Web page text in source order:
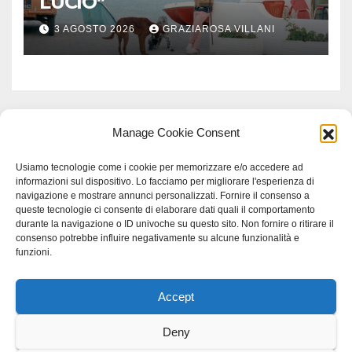
Manage Cookie Consent
Usiamo tecnologie come i cookie per memorizzare e/o accedere ad
informazioni sul dispositivo. Lo facciamo per migliorare l'esperienza di
navigazione e mostrare annunci personalizzati. Fornire il consenso a
queste tecnologie ci consente di elaborare dati quali il comportamento
durante la navigazione o ID univoche su questo sito. Non fornire o ritirare il
consenso potrebbe influire negativamente su alcune funzionalità e
funzioni.
Accept
Deny
3 AGOSTO 2026 GRAZIAROSA VILLANI
Proudly powered by WordPress|Tema: Newspaperex di
Scienza studio specialistico bracciano